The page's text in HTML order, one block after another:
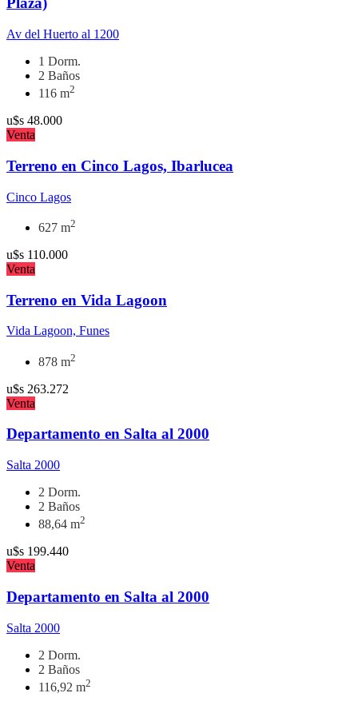
Av del Huerto al 1200
1 Dorm.
2 Baños
116 m2
u$s 48.000
Venta
Terreno en Cinco Lagos, Ibarlucea
Cinco Lagos
627 m2
u$s 110.000
Venta
Terreno en Vida Lagoon
Vida Lagoon, Funes
878 m2
u$s 263.272
Venta
Departamento en Salta al 2000
Salta 2000
2 Dorm.
2 Baños
88,64 m2
u$s 199.440
Venta
Departamento en Salta al 2000
Salta 2000
2 Dorm.
2 Baños
116,92 m2